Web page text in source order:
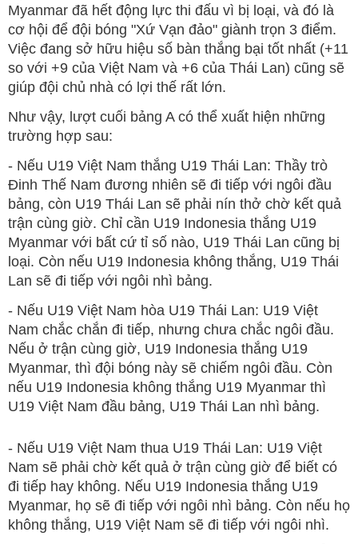
Myanmar đã hết động lực thi đấu vì bị loại, và đó là
cơ hội để đội bóng "Xứ Vạn đảo" giành trọn 3 điểm.
Việc đang sở hữu hiệu số bàn thắng bại tốt nhất (+11
so với +9 của Việt Nam và +6 của Thái Lan) cũng sẽ
giúp đội chủ nhà có lợi thế rất lớn.
Như vậy, lượt cuối bảng A có thể xuất hiện những
trường hợp sau:
- Nếu U19 Việt Nam thắng U19 Thái Lan: Thầy trò
Đinh Thế Nam đương nhiên sẽ đi tiếp với ngôi đầu
bảng, còn U19 Thái Lan sẽ phải nín thở chờ kết quả
trận cùng giờ. Chỉ cần U19 Indonesia thắng U19
Myanmar với bất cứ tỉ số nào, U19 Thái Lan cũng bị
loại. Còn nếu U19 Indonesia không thắng, U19 Thái
Lan sẽ đi tiếp với ngôi nhì bảng.
- Nếu U19 Việt Nam hòa U19 Thái Lan: U19 Việt
Nam chắc chắn đi tiếp, nhưng chưa chắc ngôi đầu.
Nếu ở trận cùng giờ, U19 Indonesia thắng U19
Myanmar, thì đội bóng này sẽ chiếm ngôi đầu. Còn
nếu U19 Indonesia không thắng U19 Myanmar thì
U19 Việt Nam đầu bảng, U19 Thái Lan nhì bảng.
- Nếu U19 Việt Nam thua U19 Thái Lan: U19 Việt
Nam sẽ phải chờ kết quả ở trận cùng giờ để biết có
đi tiếp hay không. Nếu U19 Indonesia thắng U19
Myanmar, họ sẽ đi tiếp với ngôi nhì bảng. Còn nếu họ
không thắng, U19 Việt Nam sẽ đi tiếp với ngôi nhì.